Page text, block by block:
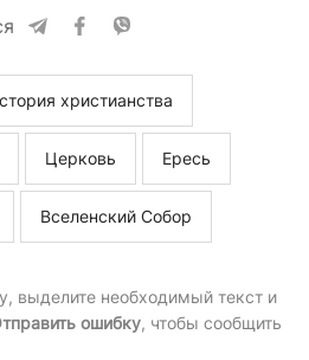
христианства
Церковь Ересь
Вселенский Собор
выделите необходимый текст и
ошибку, чтобы сообщить